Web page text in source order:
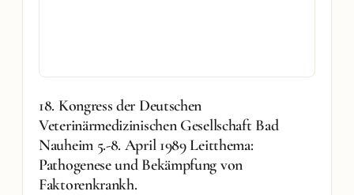
18. Kongress der Deutschen
Veterinärmedizinischen Gesellschaft Bad
Nauheim 5.-8. April 1989 Leitthema:
Pathogenese und Bekämpfung von
Faktorenkrankh.